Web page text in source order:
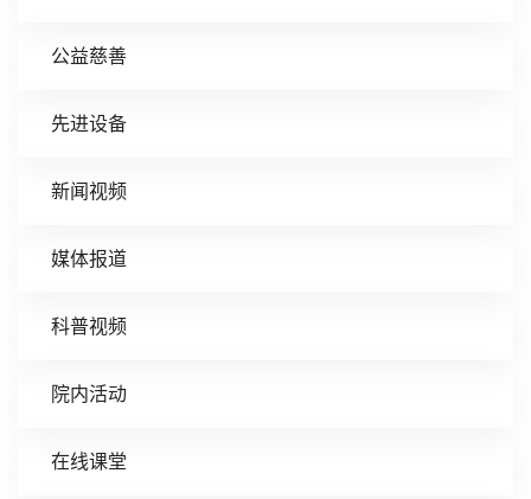
公益慈善
先进设备
新闻视频
媒体报道
科普视频
院内活动
在线课堂